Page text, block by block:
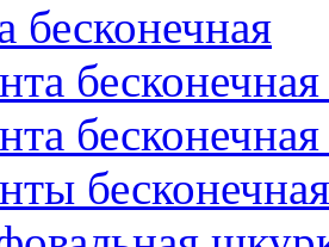
бесконечная